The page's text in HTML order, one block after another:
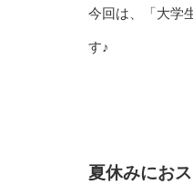
今回は、「大学
す♪
夏休みにお